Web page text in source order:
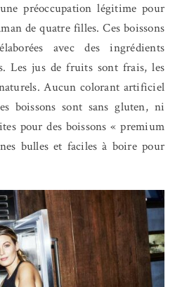
préoccupation légitime pour
de quatre filles. Ces boissons
avec des ingrédients
Les jus de fruits sont frais, les
Aucun colorant artificiel
boissons sont sans gluten, ni
pour des boissons « premium
bulles et faciles à boire pour